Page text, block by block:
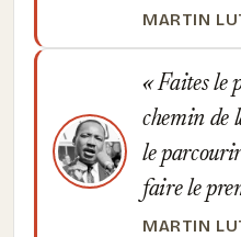
MARTIN
Faites le
chemin de
le
faire le
MARTIN